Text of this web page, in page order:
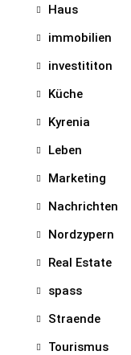
Haus
immobilien
investititon
Küche
Kyrenia
Leben
Marketing
Nachrichten
Nordzypern
Real Estate
spass
Straende
Tourismus